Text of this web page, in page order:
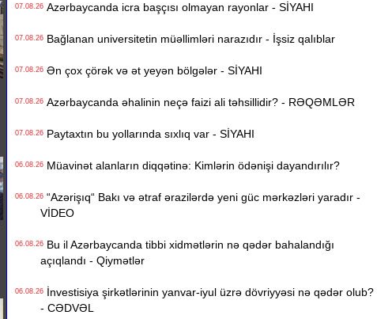
07.08.26Azərbaycanda icra başçısı olmayan rayonlar - SİYAHI
07.08.26Bağlanan universitetin müəllimləri narazıdır - İşsiz qalıblar
07.08.26Ən çox çörək və ət yeyən bölgələr - SİYAHI
07.08.26Azərbaycanda əhalinin neçə faizi ali təhsillidir? - RƏQƏMLƏR
07.08.26Paytaxtın bu yollarında sıxlıq var - SİYAHI
06.08.26Müavinət alanların diqqətinə: Kimlərin ödənişi dayandırılır?
06.08.26“Azərişıq“ Bakı və ətraf ərazilərdə yeni güc mərkəzləri yaradır -
VİDEO
06.08.26Bu il Azərbaycanda tibbi xidmətlərin nə qədər bahalandığı
açıqlandı - Qiymətlər
06.08.26İnvestisiya şirkətlərinin yanvar-iyul üzrə dövriyyəsi nə qədər olub?
- CƏDVƏL